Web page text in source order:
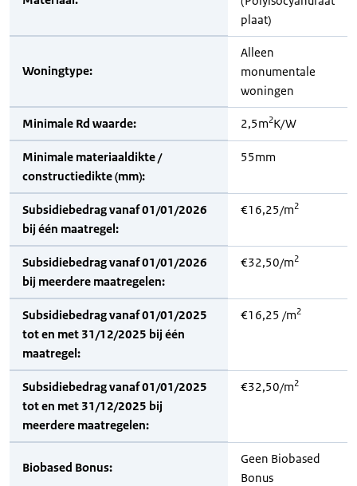
plaat)
Woningtype:
Alleen
monumentale
woningen
Minimale Rd waarde: 2,5m2K/W
Minimale materiaaldikte /
constructiedikte (mm):
55mm
Subsidiebedrag vanaf 01/01/2026
bij één maatregel:
€16,25/m2
Subsidiebedrag vanaf 01/01/2026
bij meerdere maatregelen:
€32,50/m2
Subsidiebedrag vanaf 01/01/2025
tot en met 31/12/2025 bij één
maatregel:
€16,25 /m2
Subsidiebedrag vanaf 01/01/2025
tot en met 31/12/2025 bij
meerdere maatregelen:
€32,50/m2
Biobased Bonus:
Geen Biobased
Bonus